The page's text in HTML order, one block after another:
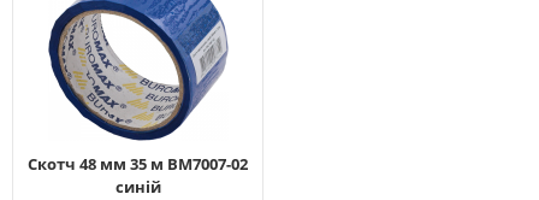
Скотч 48 мм 35 м ВМ7007-02
синій